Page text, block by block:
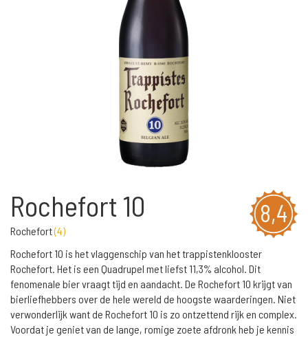
8,4
Rochefort 10
Rochefort(4)
Rochefort 10 is het vlaggenschip van het trappistenklooster
Rochefort. Het is een Quadrupel met liefst 11,3% alcohol. Dit
fenomenale bier vraagt tijd en aandacht. De Rochefort 10 krijgt van
bierliefhebbers over de hele wereld de hoogste waarderingen. Niet
verwonderlijk want de Rochefort 10 is zo ontzettend rijk en complex.
Voordat je geniet van de lange, romige zoete afdronk heb je kennis